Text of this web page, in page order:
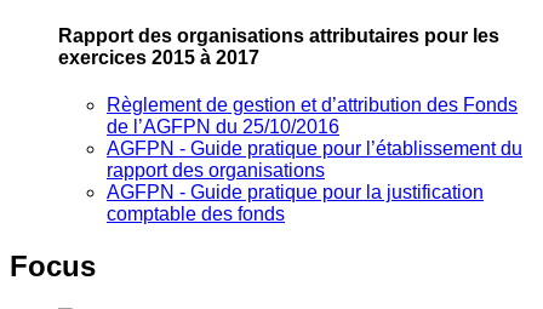
Rapport des organisations attributaires pour les
exercices 2015 à 2017
Règlement de gestion et d’attribution des Fonds
de l’AGFPN du 25/10/2016
AGFPN ‐ Guide pratique pour l’établissement du
rapport des organisations
AGFPN ‐ Guide pratique pour la justification
comptable des fonds
Focus